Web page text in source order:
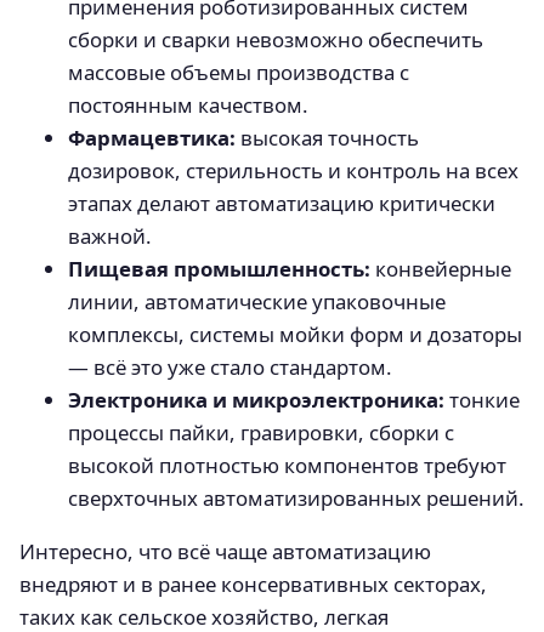
применения роботизированных систем
сборки и сварки невозможно обеспечить
массовые объемы производства с
постоянным качеством.
Фармацевтика: высокая точность
дозировок, стерильность и контроль на всех
этапах делают автоматизацию критически
важной.
Пищевая промышленность: конвейерные
линии, автоматические упаковочные
комплексы, системы мойки форм и дозаторы
— всё это уже стало стандартом.
Электроника и микроэлектроника: тонкие
процессы пайки, гравировки, сборки с
высокой плотностью компонентов требуют
сверхточных автоматизированных решений.
Интересно, что всё чаще автоматизацию
внедряют и в ранее консервативных секторах,
таких как сельское хозяйство, легкая